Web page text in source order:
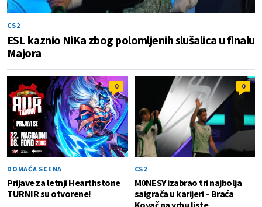
CS2
ESL kaznio NiKa zbog polomljenih slušalica u finalu
Majora
0
DOMAĆA SCENA
Prijave za letnji Hearthstone
TURNIR su otvorene!
0
CS2
M0NESY izabrao tri najbolja
saigrača u karijeri – Braća
Kovač na vrhu liste